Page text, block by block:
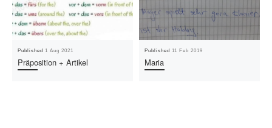
Published1 Aug 2021
Präposition + Artikel
Published11 Feb 2019
Maria